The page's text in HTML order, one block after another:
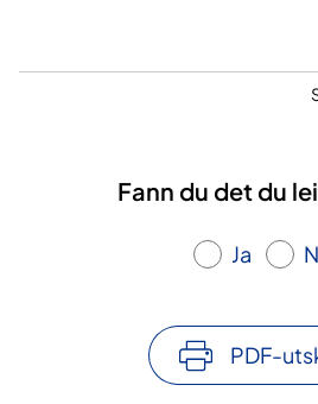
Fann du det du
Ja
PDF-